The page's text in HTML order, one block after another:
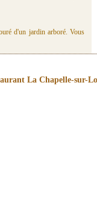
d'un jardin arboré. Vous
La Chapelle-sur-